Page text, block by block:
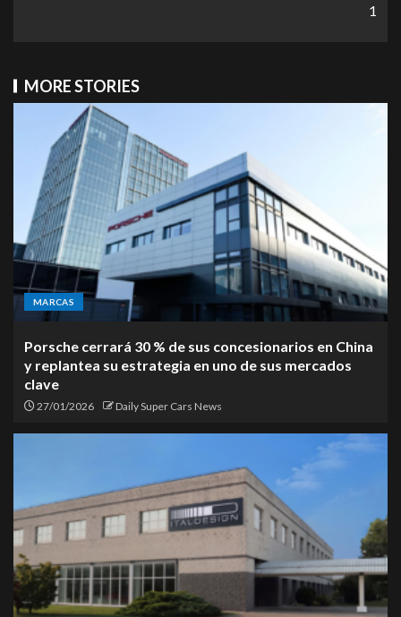
1
MORE STORIES
MARCAS
Porsche cerrará 30 % de sus concesionarios en China
y replantea su estrategia en uno de sus mercados
clave
27/01/2026 Daily Super Cars News